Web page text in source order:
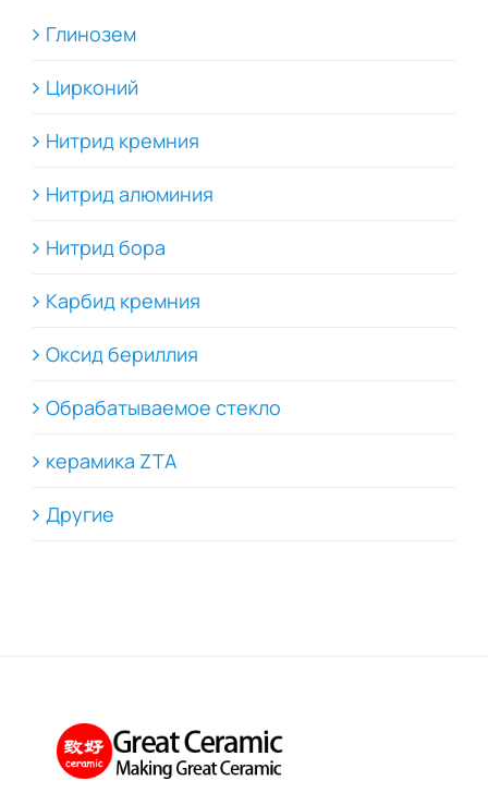
Глинозем
Цирконий
Нитрид кремния
Нитрид алюминия
Нитрид бора
Карбид кремния
Оксид бериллия
Обрабатываемое стекло
керамика ZTA
Другие